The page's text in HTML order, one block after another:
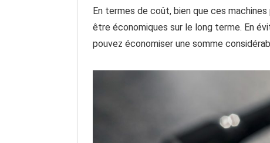
En termes de coût, bien que ces
être économiques sur le long terme. En
pouvez économiser une somme